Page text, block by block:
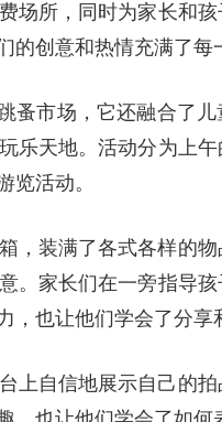
场所，同时为家长和
创意和热情充满了每
蚤市场，它还融合了
乐天地。活动分为上
览活动。
，装满了各式各样的
。家长们在一旁指导
也让他们学会了分享
上自信地展示自己的拍